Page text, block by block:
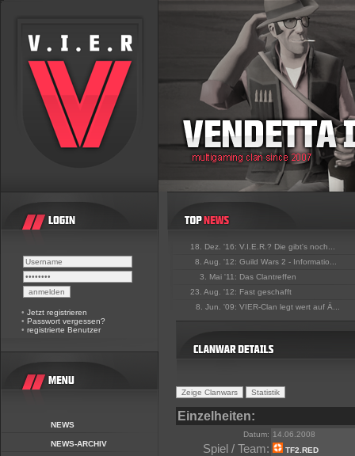
• Jetzt registrieren
• Passwort vergessen?
• registrierte Benutzer
NEWS
NEWS-ARCHIV
18. Dez. '16: V.I.E.R.? Die gibt's noch...
8. Aug. '12: Guild Wars 2 - Informatio...
3. Mai '11: Das Clantreffen
23. Aug. '12: Fast geschafft
8. Jun. '09: VIER-Clan legt wert auf Ä...
Einzelheiten:
Datum: 14.06.2008
Spiel / Team: TF2.RED